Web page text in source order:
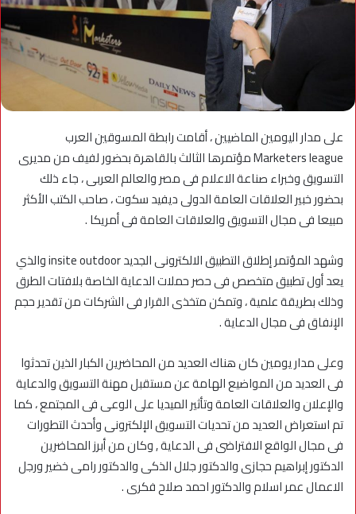
على مدار اليومين الماضيين ، أقامت رابطة المسوقين العرب
Marketers league مؤتمرها الثالث بالقاهرة بحضور لفيف من مديرى
التسويق وخبراء صناعة الاعلام فى مصر والعالم العربى ، جاء ذلك
بحضور خبير العلاقات العامة الدولى ديفيد سكوت ، صاحب الكتب الأكثر
مبيعا فى مجال التسويق والعلاقات العامة فى أمريكا .
وشهد المؤتمر إطلاق التطبيق الالكترونى الجديد insite outdoor والذي
يعد أول تطبيق متخصص فى حصر حملات الدعاية الخاصة بلافتات الطرق
وذلك بطريقة علمية ، وتمكن متخذى القرار فى الشركات من تقدير حجم
الإنفاق فى مجال الدعاية .
وعلى مدار يومين كان هناك العديد من المحاضرين الكبار الذين تحدثوا
فى العديد من المواضيع الهامة عن مستقبل مهنة التسويق والدعاية
والإعلان والعلاقات العامة وتأثير الميديا على الوعى فى المجتمع ، كما
تم استعراض العديد من تحديات التسويق الإلكترونى وأحدث التطورات
فى مجال الواقع الافتراضى فى الدعاية , وكان من أبرز المحاضرين
الدكتور إبراهيم حجازى والدكتور جلال الذكى والدكتور رامى خضير ورجل
الاعمال عمر اسلام والدكتور احمد صلاح فكرى .